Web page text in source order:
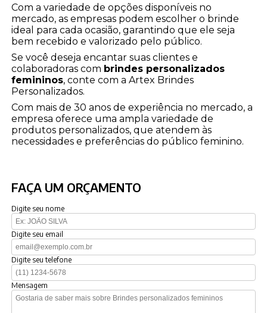
Com a variedade de opções disponíveis no
mercado, as empresas podem escolher o brinde
ideal para cada ocasião, garantindo que ele seja
bem recebido e valorizado pelo público.
Se você deseja encantar suas clientes e
colaboradoras com brindes personalizados
femininos, conte com a Artex Brindes
Personalizados.
Com mais de 30 anos de experiência no mercado, a
empresa oferece uma ampla variedade de
produtos personalizados, que atendem às
necessidades e preferências do público feminino.
FAÇA UM ORÇAMENTO
Digite seu nome
Digite seu email
Digite seu telefone
Mensagem